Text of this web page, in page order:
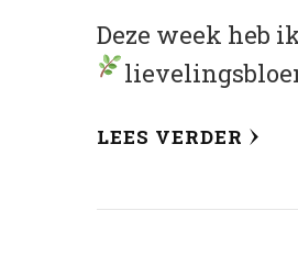
Deze week heb
LEES VERDER